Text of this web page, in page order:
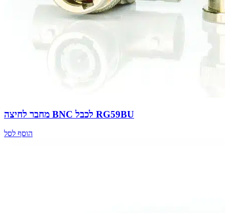
מחבר לחיצה BNC לכבל RG59BU
הוסף לסל